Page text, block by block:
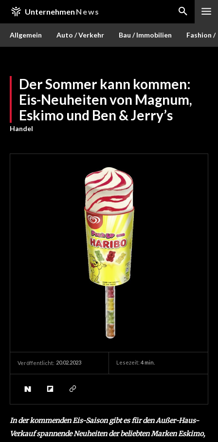
Unternehmen News
Allgemein Auto / Verkehr Bau / Immobilien Fashion /
Der Sommer kann kommen:
Eis-Neuheiten von Magnum,
Eskimo und Ben & Jerry’s
Handel
Veröffentlicht: 20.02.2023 Lesezeit: 4 min.
In der kommenden Eis-Saison gibt es für den Außer-Haus-
Verkauf spannende Neuheiten der beliebten Marken Eskimo,